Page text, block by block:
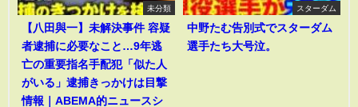
未分類
【八田與一】未解決事件 容疑
者逮捕に必要なこと…9年逃
亡の重要指名手配犯「似た人
がいる」逮捕きっかけは目撃
情報｜ABEMA的ニュースシ
スターダム
中野たむ告別式でスターダム
選手たち大号泣。